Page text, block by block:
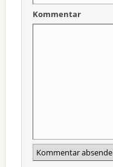
Kommentar